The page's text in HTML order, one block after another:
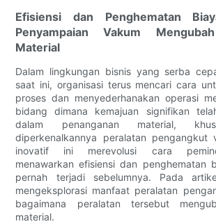
Efisiensi dan Penghematan
Penyampaian Vakum
Material
Dalam lingkungan bisnis yang serba
saat ini, organisasi terus mencari cara
proses dan menyederhanakan operasi
bidang dimana kemajuan signifikan
dalam penanganan material,
diperkenalkannya peralatan pengangkut
inovatif ini merevolusi cara
menawarkan efisiensi dan penghematan
pernah terjadi sebelumnya. Pada
mengeksplorasi manfaat peralatan
bagaimana peralatan tersebut
material.